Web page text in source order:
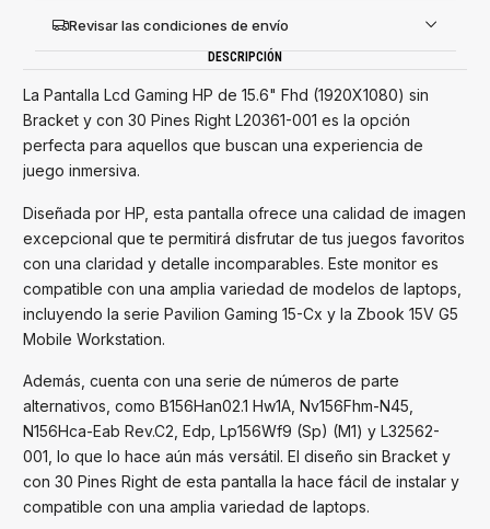
Revisar las condiciones de envío
DESCRIPCIÓN
La Pantalla Lcd Gaming HP de 15.6" Fhd (1920X1080) sin
Bracket y con 30 Pines Right L20361-001 es la opción
perfecta para aquellos que buscan una experiencia de
juego inmersiva.
Diseñada por HP, esta pantalla ofrece una calidad de imagen
excepcional que te permitirá disfrutar de tus juegos favoritos
con una claridad y detalle incomparables. Este monitor es
compatible con una amplia variedad de modelos de laptops,
incluyendo la serie Pavilion Gaming 15-Cx y la Zbook 15V G5
Mobile Workstation.
Además, cuenta con una serie de números de parte
alternativos, como B156Han02.1 Hw1A, Nv156Fhm-N45,
N156Hca-Eab Rev.C2, Edp, Lp156Wf9 (Sp) (M1) y L32562-
001, lo que lo hace aún más versátil. El diseño sin Bracket y
con 30 Pines Right de esta pantalla la hace fácil de instalar y
compatible con una amplia variedad de laptops.